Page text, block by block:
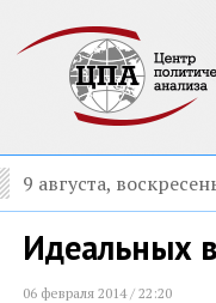
9 августа,
Идеальных
06 февраля 2014 / 22:20